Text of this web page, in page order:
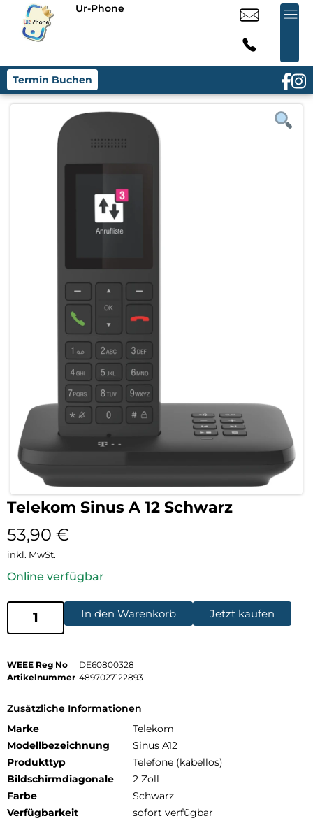
Ur-Phone
Termin Buchen
Telekom Sinus A 12 Schwarz
53,90 €
inkl. MwSt.
Online verfügbar
In den Warenkorb Jetzt kaufen
WEEE Reg No
DE60800328
Artikelnummer 4897027122893
Zusätzliche Informationen
Marke
Telekom
Modellbezeichnung
Sinus A12
Produkttyp
Telefone (kabellos)
Bildschirmdiagonale
2 Zoll
Farbe
Schwarz
Verfügbarkeit
sofort verfügbar